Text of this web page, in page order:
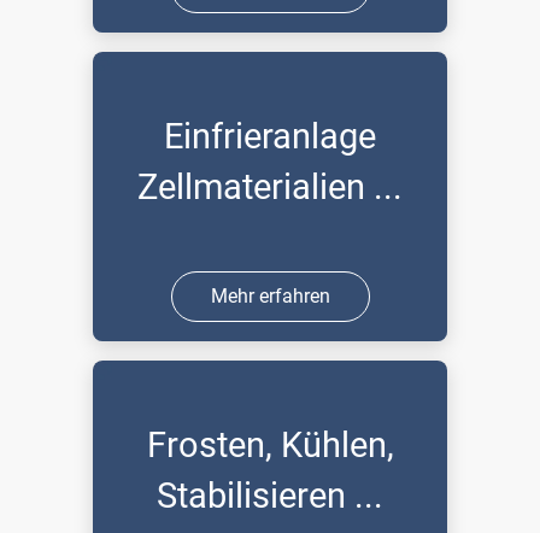
Einfrieranlage
Zellmaterialien ...
Mehr erfahren
Frosten, Kühlen,
Stabilisieren ...